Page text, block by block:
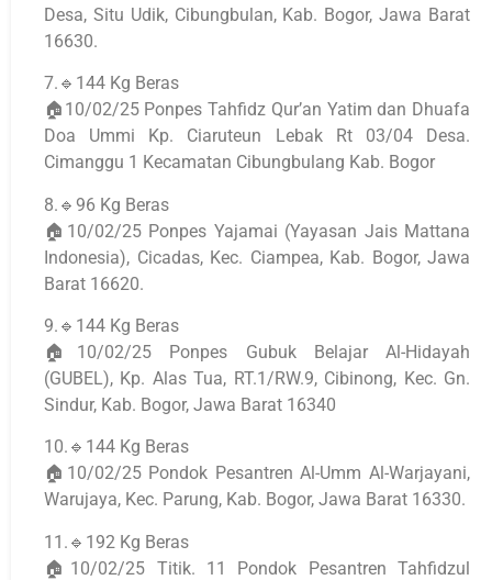
Desa, Situ Udik, Cibungbulan, Kab. Bogor, Jawa Barat
16630.
7.🔹144 Kg Beras
🏠10/02/25 Ponpes Tahfidz Qur’an Yatim dan Dhuafa
Doa Ummi Kp. Ciaruteun Lebak Rt 03/04 Desa.
Cimanggu 1 Kecamatan Cibungbulang Kab. Bogor
8.🔹96 Kg Beras
🏠10/02/25 Ponpes Yajamai (Yayasan Jais Mattana
Indonesia), Cicadas, Kec. Ciampea, Kab. Bogor, Jawa
Barat 16620.
9.🔹144 Kg Beras
🏠10/02/25 Ponpes Gubuk Belajar Al-Hidayah
(GUBEL), Kp. Alas Tua, RT.1/RW.9, Cibinong, Kec. Gn.
Sindur, Kab. Bogor, Jawa Barat 16340
10.🔹144 Kg Beras
🏠10/02/25 Pondok Pesantren Al-Umm Al-Warjayani,
Warujaya, Kec. Parung, Kab. Bogor, Jawa Barat 16330.
11.🔹192 Kg Beras
🏠10/02/25 Titik. 11 Pondok Pesantren Tahfidzul